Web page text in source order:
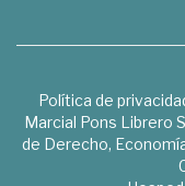
Política de
Marcial Pons Librero
de Derecho,